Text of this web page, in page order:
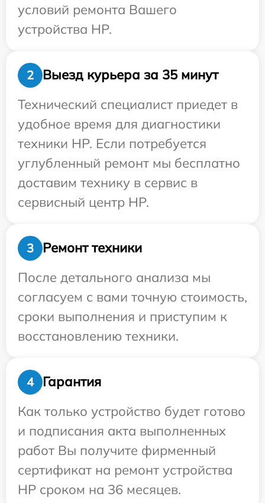
условий ремонта Вашего
устройства HP.
2
Выезд курьера за 35 минут
Технический специалист приедет в
удобное время для диагностики
техники HP. Если потребуется
углубленный ремонт мы бесплатно
доставим технику в сервис в
сервисный центр HP.
3
Ремонт техники
После детального анализа мы
согласуем с вами точную стоимость,
сроки выполнения и приступим к
восстановлению техники.
4
Гарантия
Как только устройство будет готово
и подписания акта выполненных
работ Вы получите фирменный
сертификат на ремонт устройства
HP сроком на 36 месяцев.